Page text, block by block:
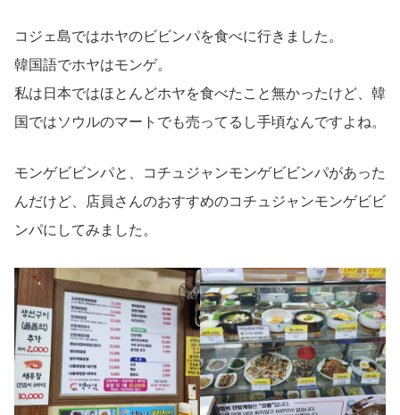
コジェ島ではホヤのビビンパを食べに行きました。
韓国語でホヤはモンゲ。
私は日本ではほとんどホヤを食べたこと無かったけど、韓
国ではソウルのマートでも売ってるし手頃なんですよね。
モンゲビビンパと、コチュジャンモンゲビビンパがあった
んだけど、店員さんのおすすめのコチュジャンモンゲビビ
ンパにしてみました。